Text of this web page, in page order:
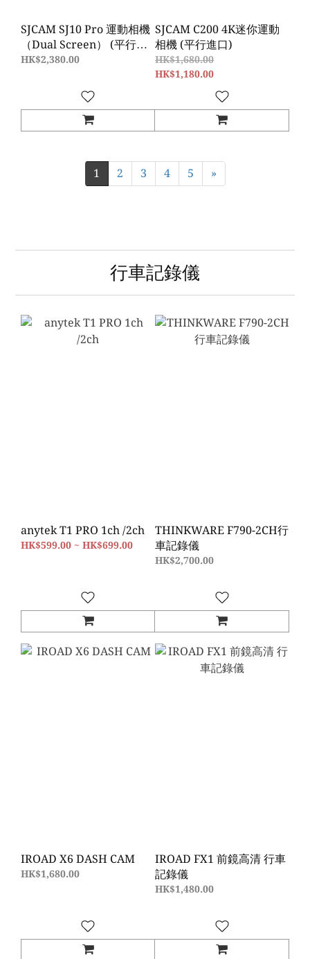
SJCAM SJ10 Pro 運動相機
（Dual Screen） (平行進
口)
HK$2,380.00
SJCAM C200 4K迷你運動
相機 (平行進口)
HK$1,680.00
HK$1,180.00
1 2 3 4 5 »
行車記錄儀
anytek T1 PRO 1ch /2ch
HK$599.00 ~ HK$699.00
THINKWARE F790-2CH行
車記錄儀
HK$2,700.00
IROAD X6 DASH CAM
HK$1,680.00
IROAD FX1 前鏡高清 行車
記錄儀
HK$1,480.00